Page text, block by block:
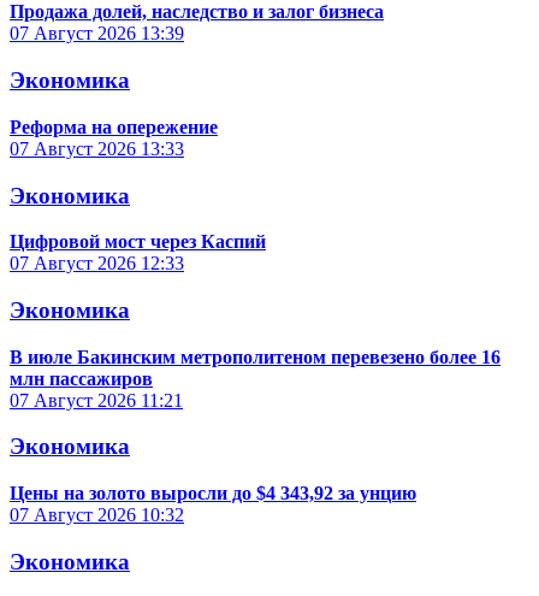
Продажа долей, наследство и залог бизнеса
07 Август 2026 13:39
Экономика
Реформа на опережение
07 Август 2026 13:33
Экономика
Цифровой мост через Каспий
07 Август 2026 12:33
Экономика
В июле Бакинским метрополитеном перевезено более 16
млн пассажиров
07 Август 2026 11:21
Экономика
Цены на золото выросли до $4 343,92 за унцию
07 Август 2026 10:32
Экономика